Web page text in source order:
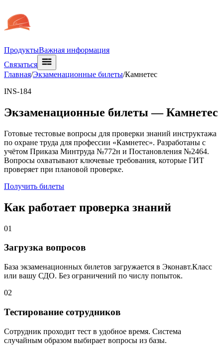
ПродуктыВажная информация
Связаться
Главная/Экзаменационные билеты/Камнетес
INS-184
Экзаменационные билеты —Камнетес
Готовые тестовые вопросы для проверки знаний инструктажа
по охране труда для профессии «Камнетес». Разработаны с
учётом Приказа Минтруда №772н и Постановления №2464.
Вопросы охватывают ключевые требования, которые ГИТ
проверяет при плановой проверке.
Получить билеты
Как работает проверка знаний
01
Загрузка вопросов
База экзаменационных билетов загружается в Эконавт.Класс
или вашу СДО. Без ограничений по числу попыток.
02
Тестирование сотрудников
Сотрудник проходит тест в удобное время. Система
случайным образом выбирает вопросы из базы.